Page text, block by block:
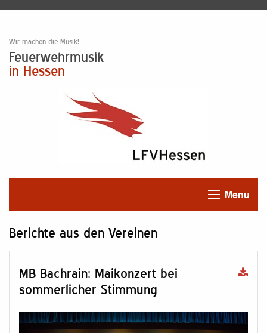
Wir machen die Musik!
Feuerwehrmusik
in Hessen
Menu
Berichte aus den Vereinen
MB Bachrain: Maikonzert bei
sommerlicher Stimmung